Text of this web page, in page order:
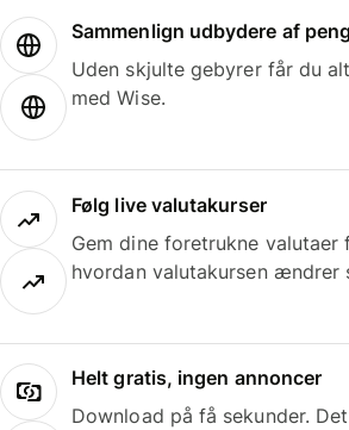
Sammenlign udbydere af
Uden skjulte gebyrer får du
med Wise.
Følg live valutakurser
Gem dine foretrukne valutaer
hvordan valutakursen ændrer
Helt gratis, ingen annoncer
Download på få sekunder.